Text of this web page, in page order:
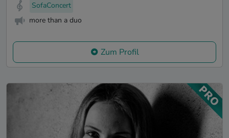
SofaConcert
more than a duo
Zum Profil